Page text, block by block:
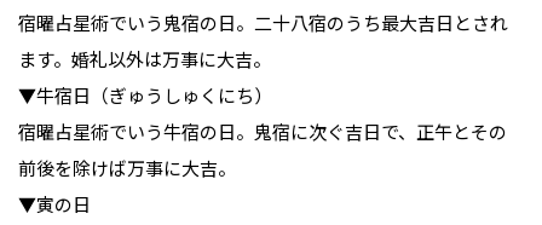
宿曜占星術でいう鬼宿の日。二十八宿のうち最大吉日とされ
ます。婚礼以外は万事に大吉。
▼牛宿日（ぎゅうしゅくにち）
宿曜占星術でいう牛宿の日。鬼宿に次ぐ吉日で、正午とその
前後を除けば万事に大吉。
▼寅の日